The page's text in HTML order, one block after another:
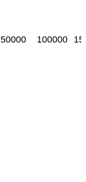
50000 100000